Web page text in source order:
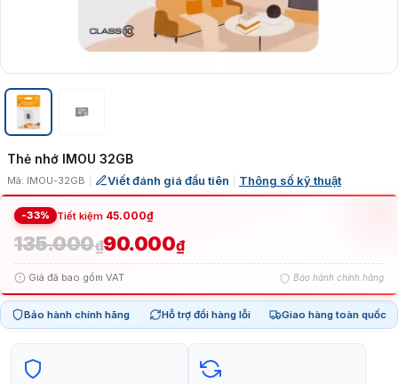
Thẻ nhớ IMOU 32GB
Mã: IMOU-32GB Viết đánh giá đầu tiên Thông số kỹ thuật
-33% Tiết kiệm 45.000₫
135.000₫
Giá
gốc
là:
135.000₫.
90.000₫
Giá
hiện
tại
là:
Giá đã bao gồm VAT Bảo hành chính hãng
Bảo hành chính hãng Hỗ trợ đổi hàng lỗi Giao hàng toàn quốc